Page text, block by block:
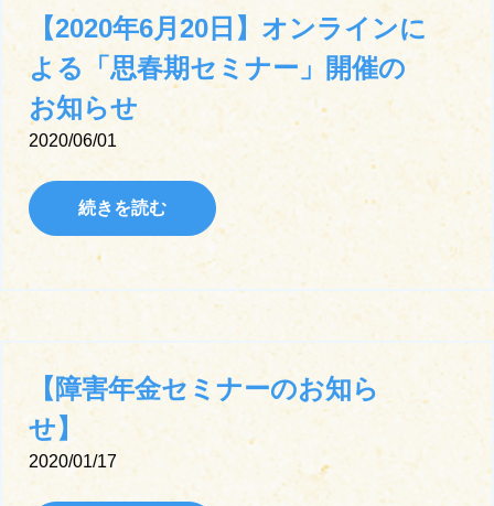
【2020年6月20日】オンラインに
よる「思春期セミナー」開催の
お知らせ
2020/06/01
続きを読む
【障害年金セミナーのお知ら
せ】
2020/01/17